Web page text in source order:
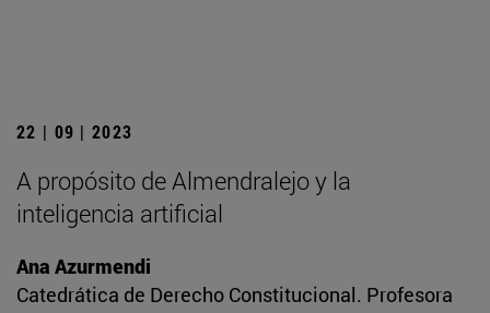
22 | 09 | 2023
A propósito de Almendralejo y la
inteligencia artificial
Ana Azurmendi
Catedrática de Derecho Constitucional. Profesora